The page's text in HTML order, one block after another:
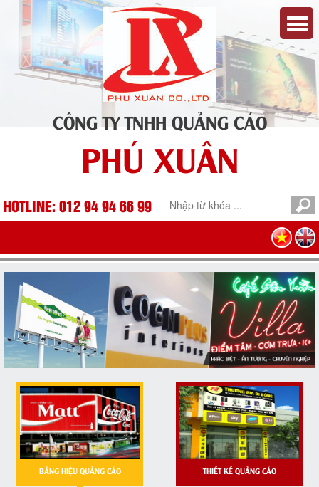
CÔNG TY TNHH QUẢNG CÁO
PHÚ XUÂN
HOTLINE: 012 94 94 66 99
BẢNG HIỆU QUẢNG CÁO THIẾT KẾ QUẢNG CÁO